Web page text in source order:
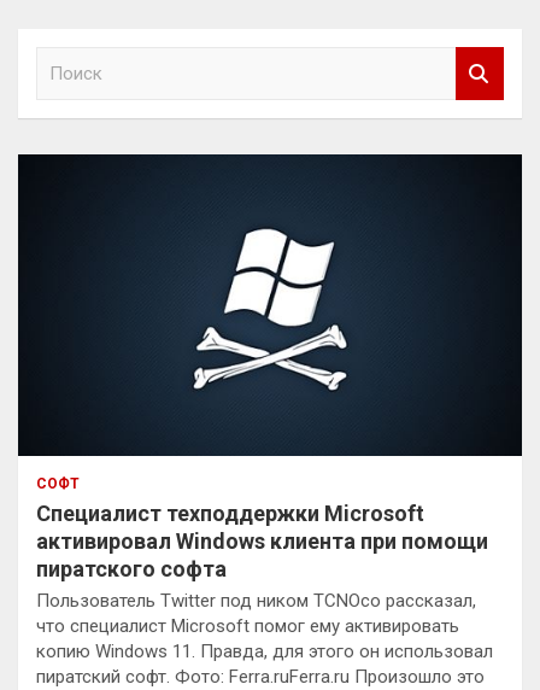
к
СОФТ
Специалист техподдержки Microsoft
активировал Windows клиента при помощи
пиратского софта
Пользователь Twitter под ником TCNOco рассказал,
что специалист Microsoft помог ему активировать
копию Windows 11. Правда, для этого он использовал
пиратский софт. Фото: Ferra.ruFerra.ru Произошло это